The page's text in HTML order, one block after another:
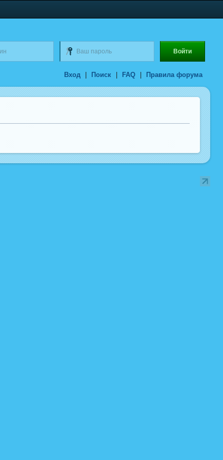
Вход Поиск FAQ Правила форума